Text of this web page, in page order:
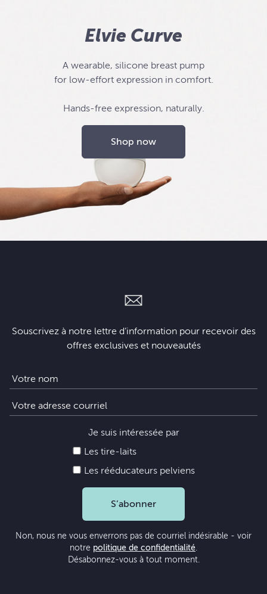
Elvie Curve
A wearable, silicone breast pump
for low-effort expression in comfort.
Hands-free expression, naturally.
Shop now
Souscrivez à notre lettre d’information pour recevoir des
offres exclusives et nouveautés
Je suis intéressée par
Les tire-laits
Les rééducateurs pelviens
S’abonner
Non, nous ne vous enverrons pas de courriel indésirable - voir
notre politique de confidentialité.
Désabonnez-vous à tout moment.